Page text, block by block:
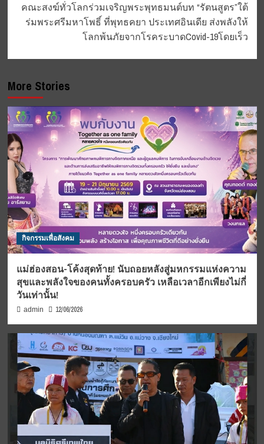
คณะสงฆ์ทั่วโลกร่วมเจริญพระพุทธมนต์บท “รัตนสูตร”ใต้
ร่มพระศรีมหาโพธิ์ ที่พุทธคยา ประเทศอินเดีย ส่งพลังให้
โลกพ้นภัยจากโรคระบาดCovid-19โดยเร็ว
More Stories
กิจกรรมเพื่อสังคม
แม่ฮ่องสอน-โค้งสุดท้าย! นับถอยหลังสู่มหกรรมแห่งความ
สุขและพลังใจของคนทั้งครอบครัว เหลือเวลาอีกเพียงไม่กี่
วันเท่านั้น!
admin 12/06/2026